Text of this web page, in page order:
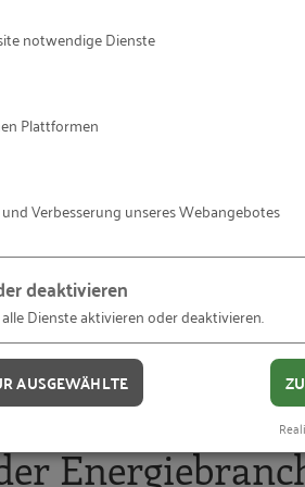
Beim Ecosummit 2016
und EON einer der Silver-
dem Umfeld der
haben.
für Startups
ein passendes Umfeld für
RWE, in 2015 alsGastgeber des
beschäftigte sich mit
von RWE zu finden.
notwendige Dienste
Plattformen
Verbesserung unseres Webangebotes
deaktivieren
Dienste aktivieren oder deaktivieren.
AUSGEWÄHLTE